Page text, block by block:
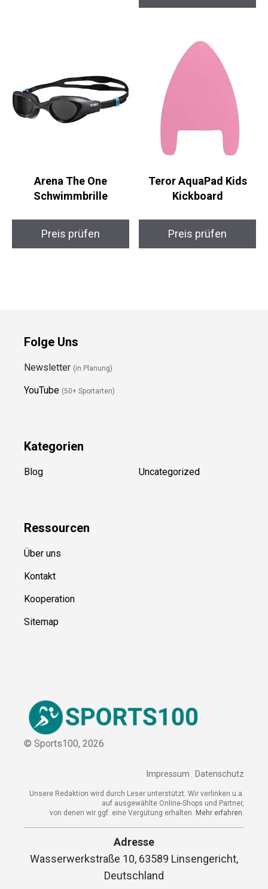
Arena The One
Schwimmbrille
Preis prüfen
Teror AquaPad Kids
Kickboard
Preis prüfen
Folge Uns
Newsletter (in Planung)
YouTube (50+ Sportarten)
Kategorien
Blog Uncategorized
Ressourcen
Über uns
Kontakt
Kooperation
Sitemap
© Sports100, 2026
Impressum Datenschutz
Unsere Redaktion wird durch Leser unterstützt. Wir verlinken u.a.
auf ausgewählte Online-Shops und Partner,
von denen wir ggf. eine Vergütung erhalten. Mehr erfahren.
Adresse
Wasserwerkstraße 10, 63589 Linsengericht,
Deutschland